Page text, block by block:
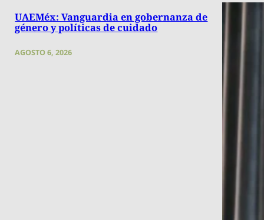
UAEMéx: Vanguardia en gobernanza de
género y políticas de cuidado
AGOSTO 6, 2026